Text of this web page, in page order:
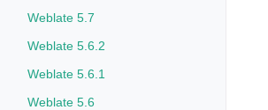
Weblate 5.7
Weblate 5.6.2
Weblate 5.6.1
Weblate 5.6